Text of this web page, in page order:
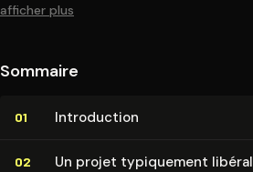
afficher plus
Sommaire
01 In­tro­duc­tion
02 Un projet typiquement libéral